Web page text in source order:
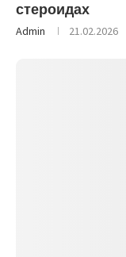
стероидах
Admin 21.02.2026